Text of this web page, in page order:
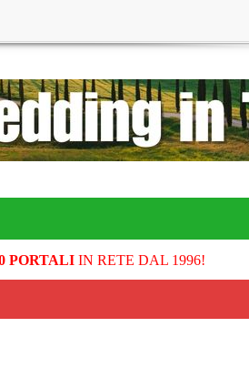
PORTALIIN RETE DAL 1996!